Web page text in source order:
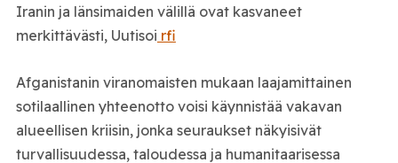
Iranin ja länsimaiden välillä ovat kasvaneet
merkittävästi, Uutisoi rfi
Afganistanin viranomaisten mukaan laajamittainen
sotilaallinen yhteenotto voisi käynnistää vakavan
alueellisen kriisin, jonka seuraukset näkyisivät
turvallisuudessa, taloudessa ja humanitaarisessa